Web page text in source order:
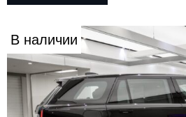
В наличии